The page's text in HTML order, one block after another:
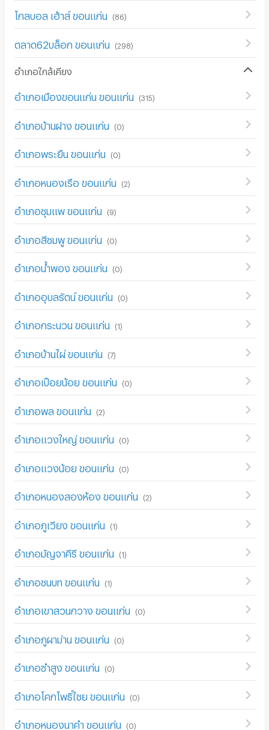
โกลบอล เฮ้าส์ ขอนแก่น (86)
ตลาด62บล็อก ขอนแก่น (298)
อำเภอใกล้เคียง
อำเภอเมืองขอนแก่น ขอนแก่น (315)
อำเภอบ้านฝาง ขอนแก่น (0)
อำเภอพระยืน ขอนแก่น (0)
อำเภอหนองเรือ ขอนแก่น (2)
อำเภอชุมแพ ขอนแก่น (9)
อำเภอสีชมพู ขอนแก่น (0)
อำเภอน้ำพอง ขอนแก่น (0)
อำเภออุบลรัตน์ ขอนแก่น (0)
อำเภอกระนวน ขอนแก่น (1)
อำเภอบ้านไผ่ ขอนแก่น (7)
อำเภอเปือยน้อย ขอนแก่น (0)
อำเภอพล ขอนแก่น (2)
อำเภอแวงใหญ่ ขอนแก่น (0)
อำเภอแวงน้อย ขอนแก่น (0)
อำเภอหนองสองห้อง ขอนแก่น (2)
อำเภอภูเวียง ขอนแก่น (1)
อำเภอมัญจาคีรี ขอนแก่น (1)
อำเภอชนบท ขอนแก่น (1)
อำเภอเขาสวนกวาง ขอนแก่น (0)
อำเภอภูผาม่าน ขอนแก่น (0)
อำเภอซำสูง ขอนแก่น (0)
อำเภอโคกโพธิ์ไชย ขอนแก่น (0)
อำเภอหนองนาคำ ขอนแก่น (0)